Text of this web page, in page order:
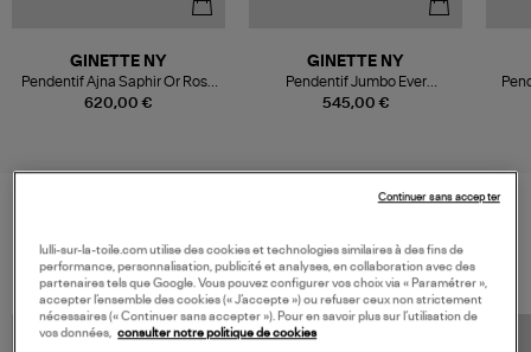
620,00 €
GINETTE NY
Pendentif Ajna Saphir Or Rose
Diamants
545,00 €
GINETTE NY
Pendentif Jumbo Ever
Malachite Or Rose
VOS DERNIERS PRODUITS VUS
lulli-sur-la-toile.com utilise des cookies et technologies similaires à des fins de
performance, personnalisation, publicité et analyses, en collaboration avec des
partenaires tels que Google. Vous pouvez configurer vos choix via « Paramétrer »,
accepter l’ensemble des cookies (« J’accepte ») ou refuser ceux non strictement
nécessaires (« Continuer sans accepter »). Pour en savoir plus sur l’utilisation de
vos données, consulter notre politique de cookies
Continuer sans accepter